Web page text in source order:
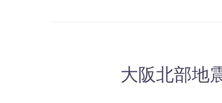
大阪北部地